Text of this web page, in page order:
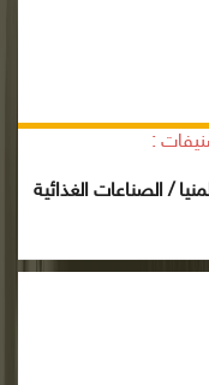
:
/ الصناعات الغذائية